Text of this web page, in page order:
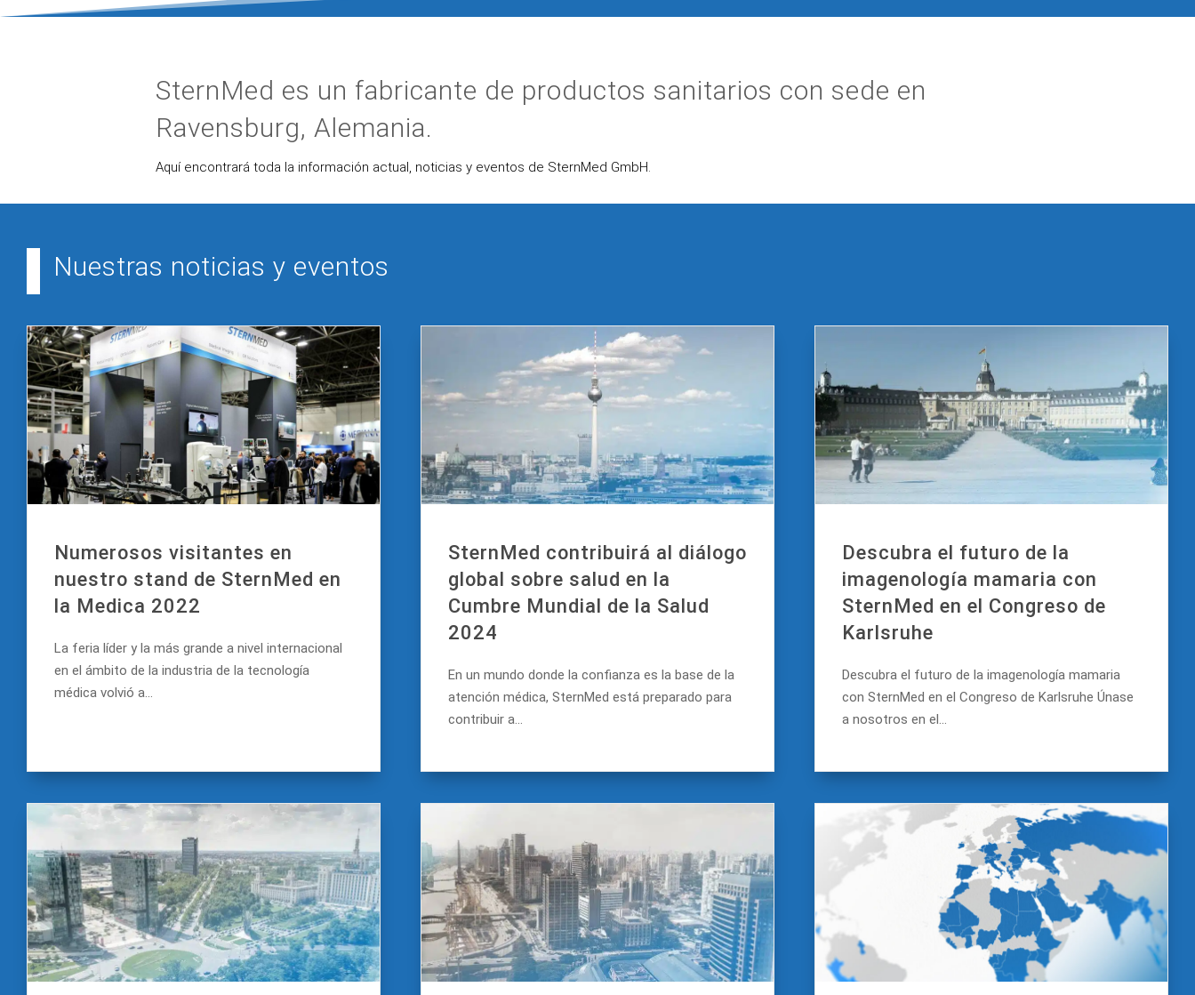
SternMed es un fabricante de productos sanitarios con sede en
Ravensburg, Alemania.
Aquí encontrará toda la información actual, noticias y eventos de SternMed GmbH.
Nuestras noticias y eventos
Numerosos visitantes en
nuestro stand de SternMed en
la Medica 2022
La feria líder y la más grande a nivel internacional
en el ámbito de la industria de la tecnología
médica volvió a...
SternMed contribuirá al diálogo
global sobre salud en la
Cumbre Mundial de la Salud
2024
En un mundo donde la confianza es la base de la
atención médica, SternMed está preparado para
contribuir a...
Descubra el futuro de la
imagenología mamaria con
SternMed en el Congreso de
Karlsruhe
Descubra el futuro de la imagenología mamaria
con SternMed en el Congreso de Karlsruhe Únase
a nosotros en el...